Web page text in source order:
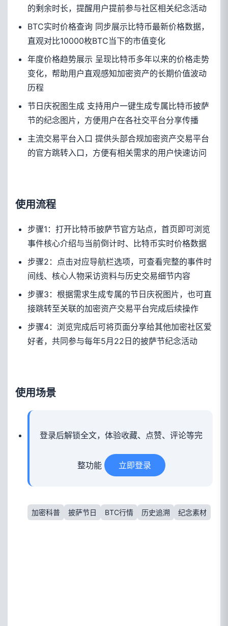
的剩余时长，提醒用户提前参与社区相关纪念活动
BTC实时价格查询 同步展示比特币最新价格数据，
直观对比10000枚BTC当下的市值变化
年度价格趋势展示 呈现比特币多年以来的价格走势
变化，帮助用户直观感知加密资产的长期价值波动
历程
节日庆祝图生成 支持用户一键生成专属比特币披萨
节的纪念图片，方便用户在各社交平台分享传播
主流交易平台入口 提供头部合规加密资产交易平台
的官方跳转入口，方便有相关需求的用户快速访问
使用流程
步骤1：打开比特币披萨节官方站点，首页即可浏览
事件核心介绍与当前倒计时、比特币实时价格数据
步骤2：点击对应导航栏选项，可查看完整的事件时
间线、核心人物采访资料与历史交易细节内容
步骤3：根据需求生成专属的节日庆祝图片，也可直
接跳转至关联的加密资产交易平台完成后续操作
步骤4：浏览完成后可将页面分享给其他加密社区爱
好者，共同参与每年5月22日的披萨节纪念活动
使用场景
登录后解锁全文，体验收藏、点赞、评论等完
整功能 立即登录
加密科普 披萨节日 BTC行情 历史追溯 纪念素材